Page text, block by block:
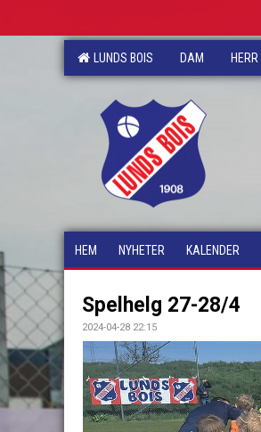
LUNDS BOIS DAM HERR
HEM NYHETER KALENDER
Spelhelg 27-28/4
2024-04-28 22:15